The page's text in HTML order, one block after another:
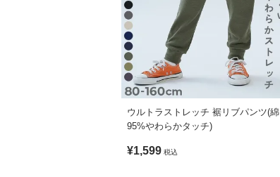
ウルトラストレッチ 裾リブパンツ(綿
95%やわらかタッチ)
¥1,599 税込